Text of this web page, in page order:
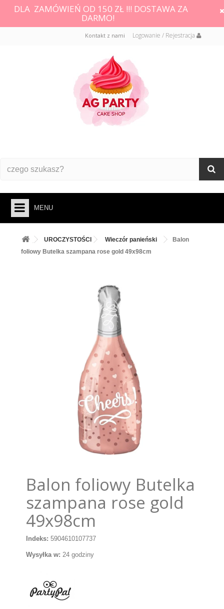
DLA ZAMÓWIEŃ OD 150 ZŁ !!! DOSTAWA ZA
DARMO!
Logowanie / Rejestracja
Kontakt z nami
MENU
PIECZENIE
PODKŁADY /PRZEKŁADKI/WSPORNIKI/BANKETÓWKI
UROCZYSTOŚCI Wieczór panieński
Balon
foliowy Butelka szampana rose gold 49x98cm
Balon foliowy Butelka
szampana rose gold
49x98cm
Indeks: 5904610107737
Wysyłka w: 24 godziny